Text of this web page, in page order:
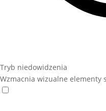
Tryb niedowidzenia
Wzmacnia wizualne elementy